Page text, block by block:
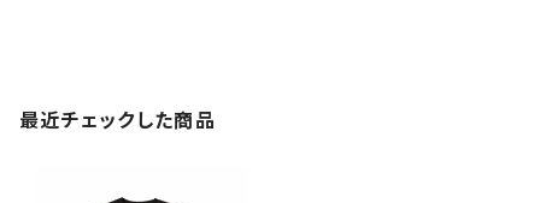
最近チェックした商品